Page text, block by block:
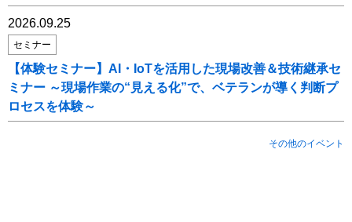
2026.09.25
セミナー
【体験セミナー】AI・IoTを活用した現場改善＆技術継承セ
ミナー ～現場作業の“見える化”で、ベテランが導く判断プ
ロセスを体験～
その他のイベント